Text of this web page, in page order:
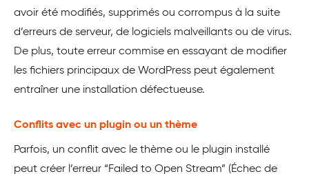
avoir été modifiés, supprimés ou corrompus à la suite
d’erreurs de serveur, de logiciels malveillants ou de virus.
De plus, toute erreur commise en essayant de modifier
les fichiers principaux de WordPress peut également
entraîner une installation défectueuse.
Conflits avec un plugin ou un thème
Parfois, un conflit avec le thème ou le plugin installé
peut créer l’erreur “Failed to Open Stream” (Échec de